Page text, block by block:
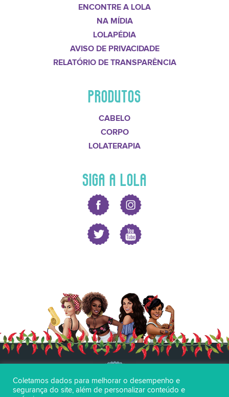
ENCONTRE A LOLA
NA MÍDIA
LOLAPÉDIA
AVISO DE PRIVACIDADE
RELATÓRIO DE TRANSPARÊNCIA
PRODUTOS
CABELO
CORPO
LOLATERAPIA
SIGA A LOLA
Coletamos dados para melhorar o desempenho e
segurança do site, além de personalizar conteúdo e